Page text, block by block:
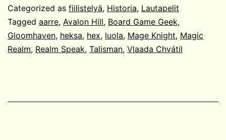
Categorized as fiilistelyä, Historia, Lautapelit
Tagged aarre, Avalon Hill, Board Game Geek,
Gloomhaven, heksa, hex, luola, Mage Knight, Magic
Realm, Realm Speak, Talisman, Vlaada Chvátil